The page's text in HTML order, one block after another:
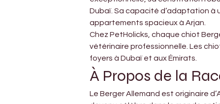
Dubaï. Sa capacité d’adaptation à
appartements spacieux à Arjan.
Chez PetHolicks, chaque chiot
vétérinaire professionnelle. Les
foyers à Dubaï et aux Émirats.
À Propos de la
Le Berger Allemand est originaire